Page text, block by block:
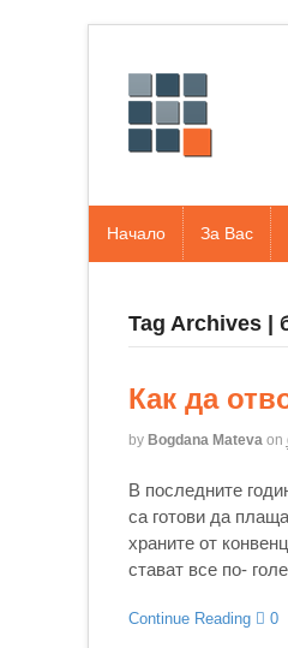
Начало За Вас
Tag Archives |
Как да
by Bogdana Mateva on
В последните
са готови да
храните от
стават все по-
Continue Reading 0